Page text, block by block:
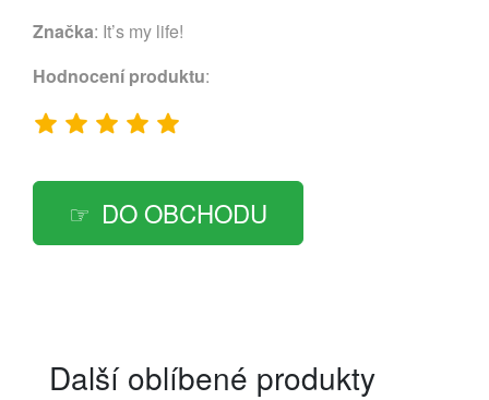
Značka: It’s my life!
Hodnocení produktu:
DO OBCHODU
Další oblíbené produkty